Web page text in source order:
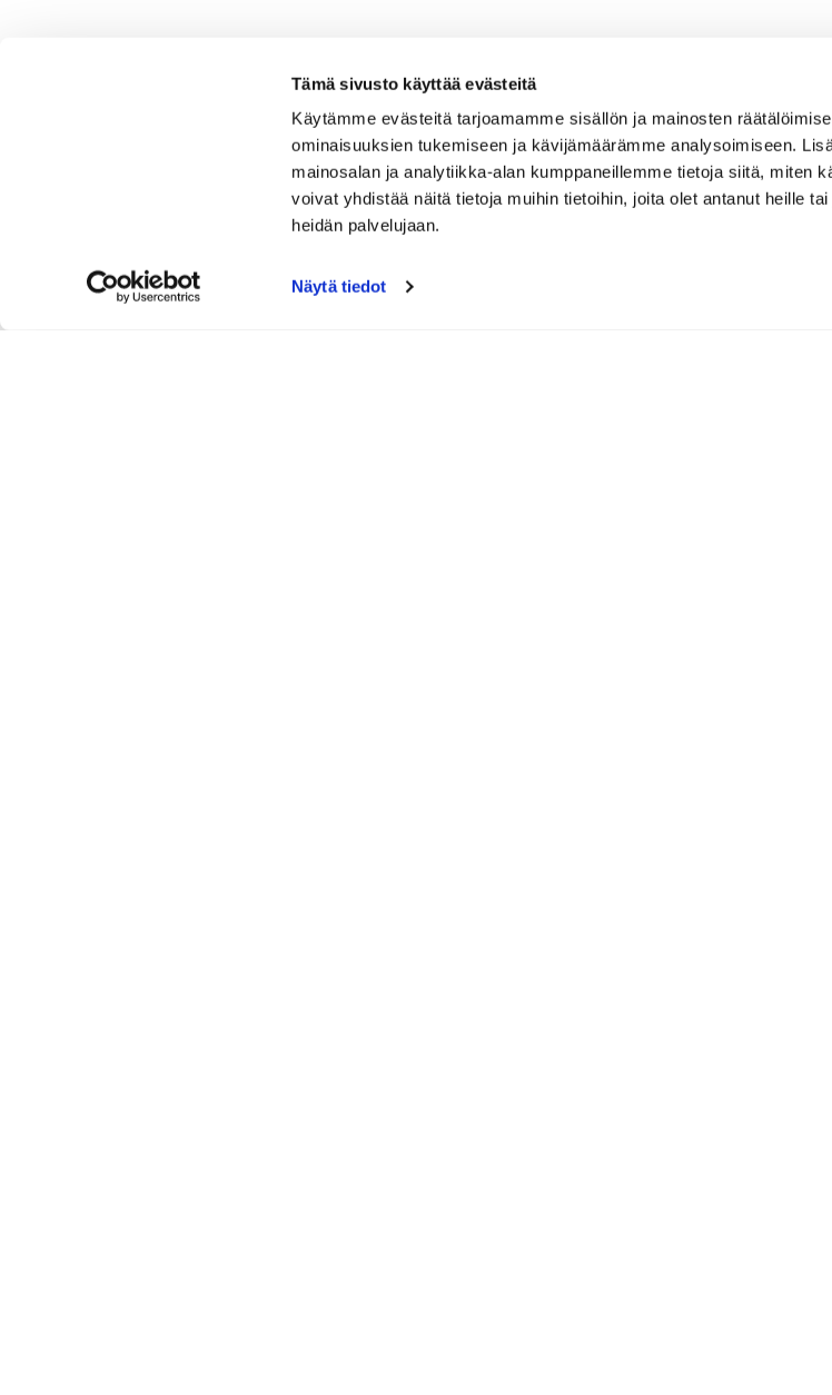
Tämä sivusto käyttää evästeitä
Käytämme evästeitä tarjoamamme sisällön ja mainosten
ominaisuuksien tukemiseen ja kävijämäärämme analysoimiseen.
mainosalan ja analytiikka-alan kumppaneillemme tietoja siitä, miten
voivat yhdistää näitä tietoja muihin tietoihin, joita olet antanut heille
heidän palvelujaan.
Näytä tiedot